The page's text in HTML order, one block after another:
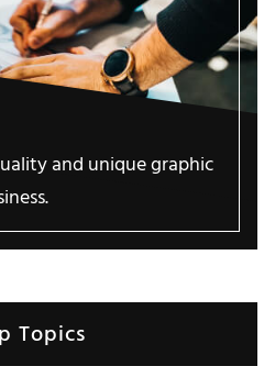
and unique graphic
Topics